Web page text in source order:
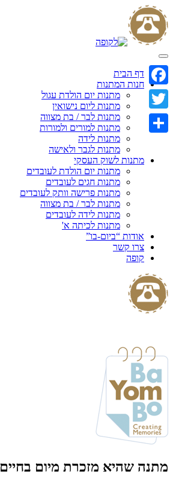
Skip
to
content
דף הבית
חנות המתנות
מתנות יום הולדת עגול
מתנות ליום נישואין
מתנות לבר / בת מצווה
מתנות למורים ולמורות
מתנות לידה
מתנות לגבר ולאישה
מתנות לשוק העסקי
מתנות יום הולדת לעובדים
מתנות חגים לעובדים
מתנות פרישה וותק לעובדים
מתנות לבר / בת מצווה
מתנות לידה לעובדים
מתנות לכיתה א'
אודות “ביום-בו”
צרו קשר
קופה
מתנה שהיא מזכרת מיום בחיים
Facebook
Twitter